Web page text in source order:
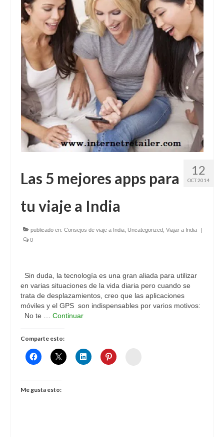
12
OCT 2014
Las 5 mejores apps para
tu viaje a India
publicado en: Consejos de viaje a India Uncategorized Viajar a India
|
0
Sin duda, la tecnología es una gran aliada para utilizar
en varias situaciones de la vida diaria pero cuando se
trata de desplazamientos, creo que las aplicaciones
móviles y el GPS son indispensables por varios motivos:
No te … Continuar
Comparte esto:
Me gusta esto: